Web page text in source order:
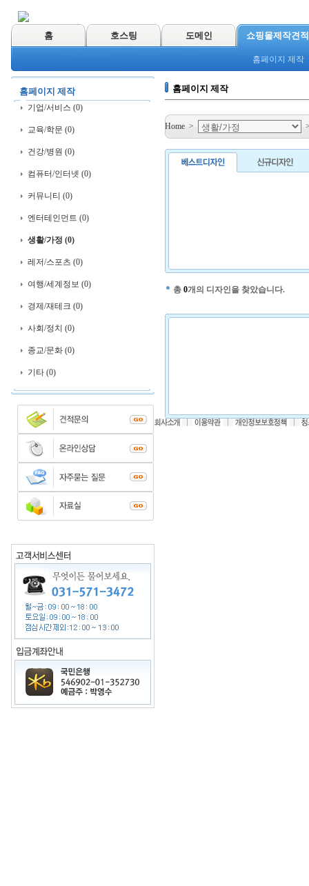
홈 호스팅 도메인 쇼핑몰제작견
홈페이지 제작
홈페이지 제작
기업/서비스 (0)
교육/학문 (0)
건강/병원 (0)
컴퓨터/인터넷 (0)
커뮤니티 (0)
엔터테인먼트 (0)
생활/가정 (0)
레저/스포츠 (0)
여행/세계정보 (0)
경제/재테크 (0)
사회/정치 (0)
종교/문화 (0)
기타 (0)
홈페이지 제작
Home >
총 0개의 디자인을 찾았습니다.